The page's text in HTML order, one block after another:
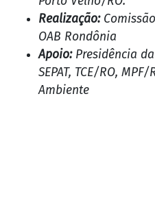
Realização:
OAB Rondônia
Apoio:Presidência da
SEPAT, TCE/RO,
Ambiente